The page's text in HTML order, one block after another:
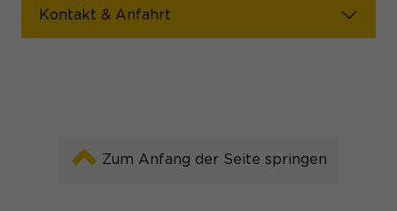
Kontakt & Anfahrt
Zum Anfang der Seite springen